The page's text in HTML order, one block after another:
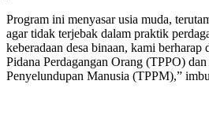
Program ini menyasar usia muda,
agar tidak terjebak dalam praktik
keberadaan desa binaan, kami berharap
Pidana Perdagangan Orang (TPPO)
Penyelundupan Manusia (TPPM),”